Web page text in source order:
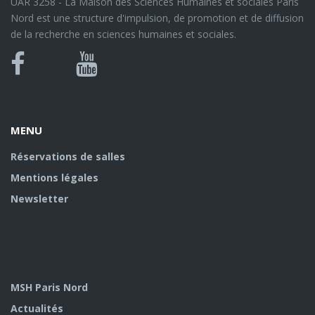
Nord est une structure d'impulsion, de promotion et de diffusion
de la recherche en sciences humaines et sociales.
Bluesky
Canal
MENU
Réservations de salles
Mentions légales
Newsletter
MSH Paris Nord
Actualités